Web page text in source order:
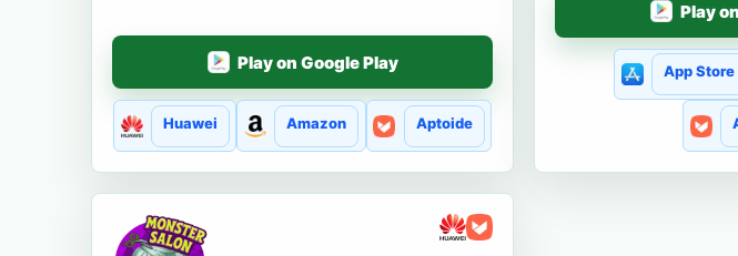
Play on Google Play
Huawei Amazon Aptoide
Play
App Store